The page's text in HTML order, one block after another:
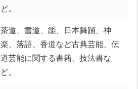
ど。
茶道、書道、能、日本舞踊、神
楽、落語、香道など古典芸能、伝
道芸能に関する書籍、技法書な
ど。